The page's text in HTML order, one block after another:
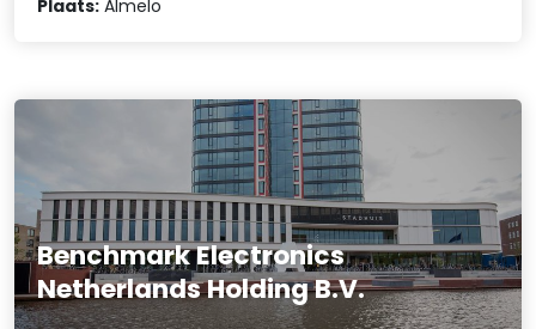
Plaats: Almelo
Benchmark Electronics
Netherlands Holding B.V.